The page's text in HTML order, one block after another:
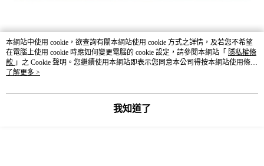
本網站中使用 cookie，欲查詢有關本網站使用 cookie 方式之詳情，及若您不希望
在電腦上使用 cookie 時應如何變更電腦的 cookie 設定，請參閱本網站「 隱私權條
款 」之 Cookie 聲明。您繼續使用本網站即表示您同意本公司得按本網站使用條款
之 Cookie 聲明使用 cookie。
了解更多 >
我知道了